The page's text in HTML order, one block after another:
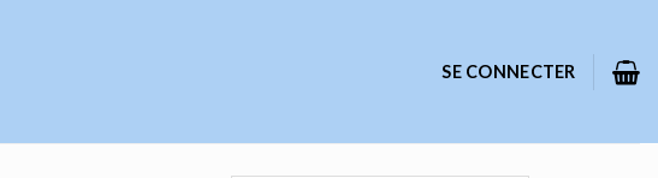
SE CONNECTER